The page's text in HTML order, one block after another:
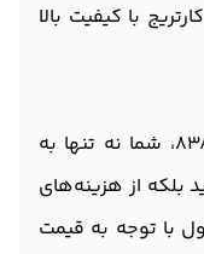
با کیفیت بالا
با انتخاب کارتریج اچ پی طرح مدل 83A، شما نه تنها به
از هزینه‌های
با توجه به قیمت